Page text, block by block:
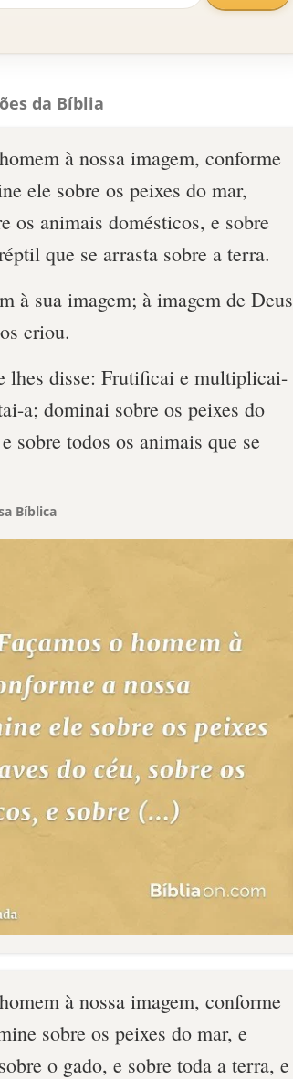
da Bíblia
à nossa imagem, conforme
ele sobre os peixes do mar,
os animais domésticos, e sobre
que se arrasta sobre a terra.
à sua imagem; à imagem de Deus
criou.
lhes disse: Frutificai e multiplicai-
a; dominai sobre os peixes do
sobre todos os animais que se
Bíblica
à nossa imagem, conforme
sobre os peixes do mar, e
o gado, e sobre toda a terra, e